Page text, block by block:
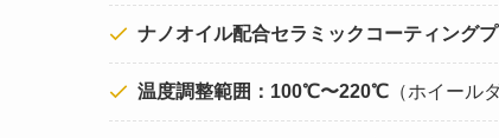
ナノオイル配合セラミックコーティングプ
温度調整範囲：100℃〜220℃ （ホイール